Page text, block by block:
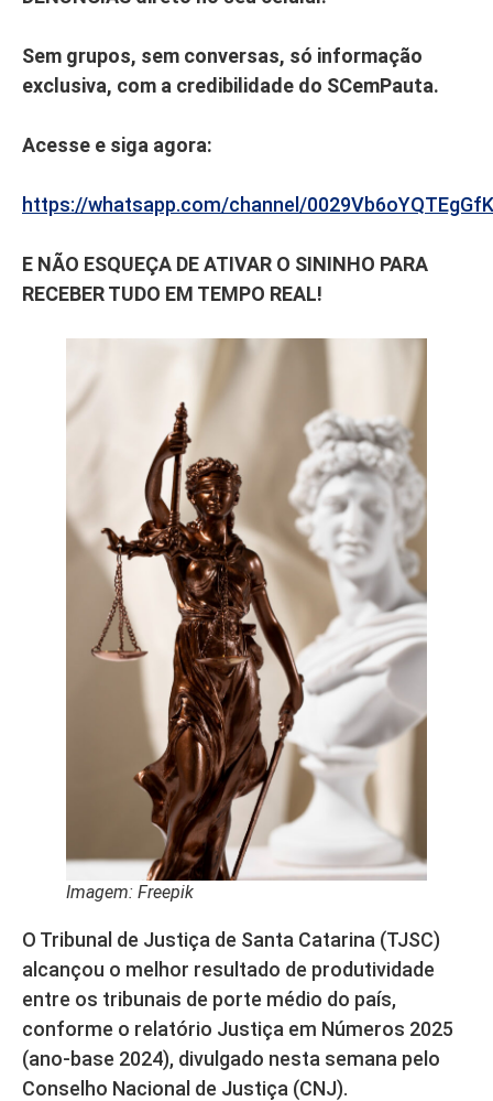
Sem grupos, sem conversas, só informação
exclusiva, com a credibilidade do SCemPauta.
Acesse e siga agora:
https://whatsapp.com/channel/
E NÃO ESQUEÇA DE ATIVAR O SININHO PARA
RECEBER TUDO EM TEMPO REAL!
Imagem: Freepik
O Tribunal de Justiça de Santa Catarina (TJSC)
alcançou o melhor resultado de produtividade
entre os tribunais de porte médio do país,
conforme o relatório Justiça em Números 2025
(ano-base 2024), divulgado nesta semana pelo
Conselho Nacional de Justiça (CNJ).